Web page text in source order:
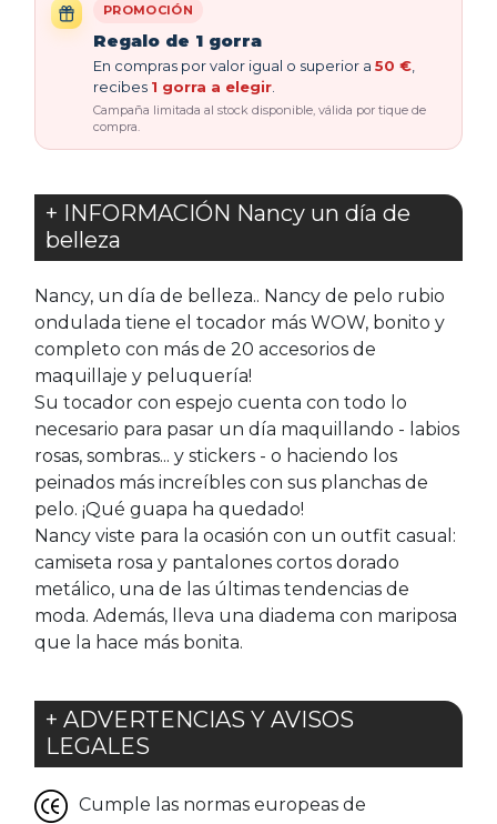
PROMOCIÓN
Regalo de 1 gorra
En compras por valor igual o superior a 50 €
recibes 1 gorra a elegir
Campaña limitada al stock disponible, válida por tique de
compra.
+ INFORMACIÓN Nancy un día de
belleza
Nancy, un día de belleza.. Nancy de pelo rubio
ondulada tiene el tocador más WOW, bonito y
completo con más de 20 accesorios de
maquillaje y peluquería!
Su tocador con espejo cuenta con todo lo
necesario para pasar un día maquillando - labios
rosas, sombras... y stickers - o haciendo los
peinados más increíbles con sus planchas de
pelo. ¡Qué guapa ha quedado!
Nancy viste para la ocasión con un outfit casual:
camiseta rosa y pantalones cortos dorado
metálico, una de las últimas tendencias de
moda. Además, lleva una diadema con mariposa
que la hace más bonita.
+ ADVERTENCIAS Y AVISOS
LEGALES
Cumple las normas europeas de